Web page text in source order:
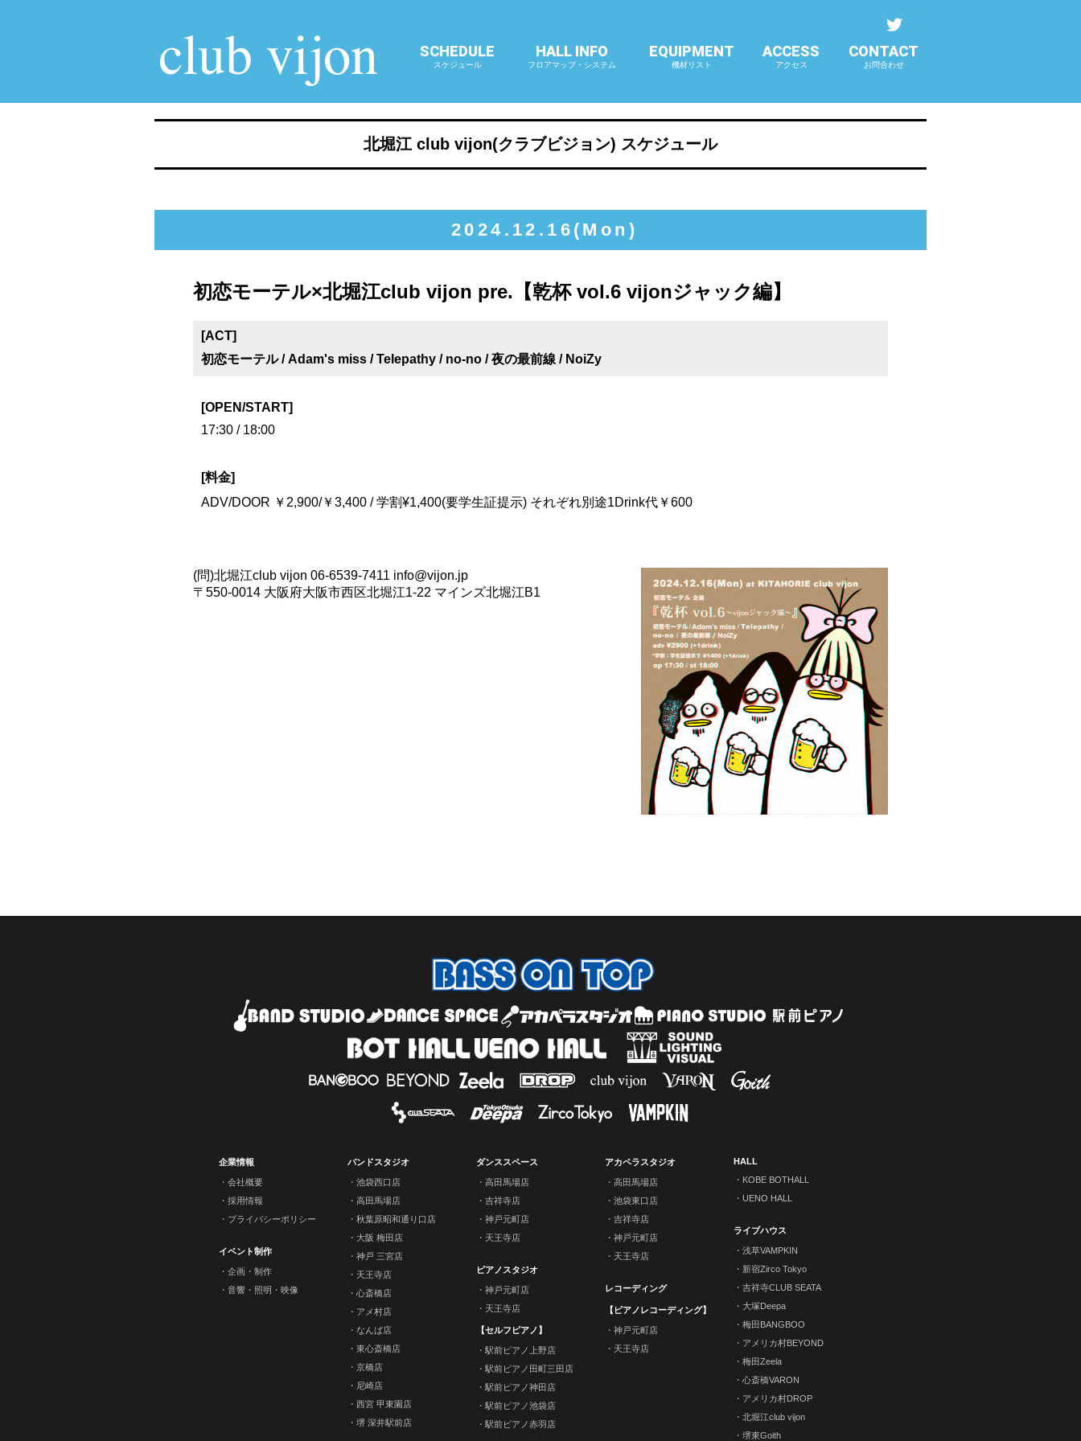
SCHEDULE
スケジュール
HALL INFO
フロアマップ・システム
EQUIPMENT
機材リスト
ACCESS
アクセス
CONTACT
お問合わせ
北堀江 club vijon(クラブビジョン) スケジュール
2024.12.16(Mon)
初恋モーテル×北堀江club vijon pre.【乾杯 vol.6 vijonジャック編】
[ACT]
初恋モーテル / Adam's miss / Telepathy / no-no / 夜の最前線 / NoiZy
[OPEN/START]
17:30 / 18:00
[料金]
ADV/DOOR ￥2,900/￥3,400 / 学割¥1,400(要学生証提示) それぞれ別途1Drink代￥600
(問)北堀江club vijon 06-6539-7411 info@vijon.jp
〒550-0014 大阪府大阪市西区北堀江1-22 マインズ北堀江B1
企業情報
会社概要
採用情報
プライバシーポリシー
イベント制作
企画・制作
音響・照明・映像
バンドスタジオ
池袋西口店
高田馬場店
秋葉原昭和通り口店
大阪 梅田店
神戸 三宮店
天王寺店
心斎橋店
アメ村店
なんば店
東心斎橋店
京橋店
尼崎店
西宮 甲東園店
堺 深井駅前店
ダンススペース
高田馬場店
吉祥寺店
神戸元町店
天王寺店
ピアノスタジオ
神戸元町店
天王寺店
【セルフピアノ】
駅前ピアノ上野店
駅前ピアノ田町三田店
駅前ピアノ神田店
駅前ピアノ池袋店
駅前ピアノ赤羽店
アカペラスタジオ
高田馬場店
池袋東口店
吉祥寺店
神戸元町店
天王寺店
レコーディング
【ピアノレコーディング】
神戸元町店
天王寺店
HALL
KOBE BOTHALL
UENO HALL
ライブハウス
浅草VAMPKIN
新宿Zirco Tokyo
吉祥寺CLUB SEATA
大塚Deepa
梅田BANGBOO
アメリカ村BEYOND
梅田Zeela
心斎橋VARON
アメリカ村DROP
北堀江club vijon
堺東Goith